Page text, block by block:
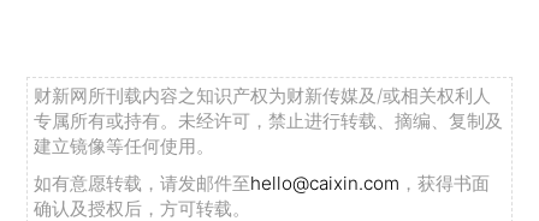
财新网所刊载内容之知识产权为财新传媒及/或相关权利人
专属所有或持有。未经许可，禁止进行转载、摘编、复制及
建立镜像等任何使用。
如有意愿转载，请发邮件至hello@caixin.com ，获得书面
确认及授权后，方可转载。